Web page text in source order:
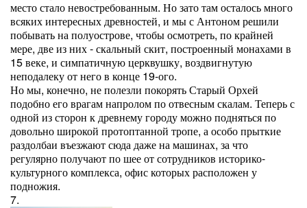
место стало невостребованным. Но зато там осталось много
всяких интересных древностей, и мы с Антоном решили
побывать на полуострове, чтобы осмотреть, по крайней
мере, две из них - скальный скит, построенный монахами в
15 веке, и симпатичную церквушку, воздвигнутую
неподалеку от него в конце 19-ого.
Но мы, конечно, не полезли покорять Старый Орхей
подобно его врагам напролом по отвесным скалам. Теперь с
одной из сторон к древнему городу можно подняться по
довольно широкой протоптанной тропе, а особо прыткие
раздолбаи въезжают сюда даже на машинах, за что
регулярно получают по шее от сотрудников историко-
культурного комплекса, офис которых расположен у
подножия.
7.